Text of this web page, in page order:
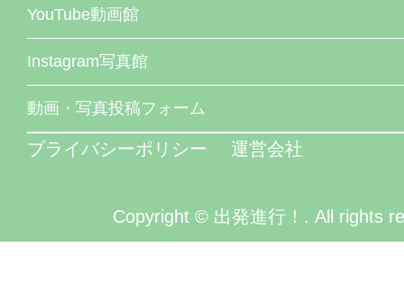
YouTube動画館
Instagram写真館
動画・写真投稿フォーム
プライバシーポリシー 運営会社
Copyright © 出発進行！. All rights